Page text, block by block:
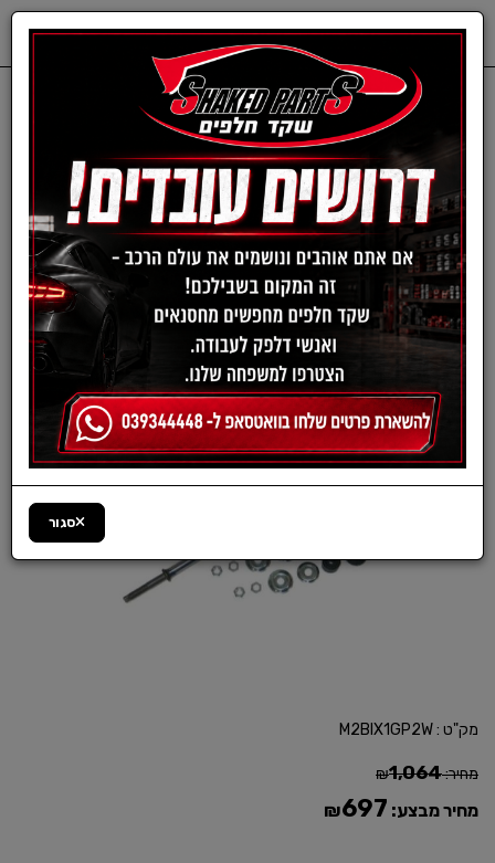
חלפים מכנים CHEVROLET בולמי זעזועים-שברולט
סט בולמים אחורי שברולט
סוואנה 2006 ומעלה
מק"ט :M2BIX1GP2W
מחיר: ₪1,064
מחיר מבצע: ₪697
סגור